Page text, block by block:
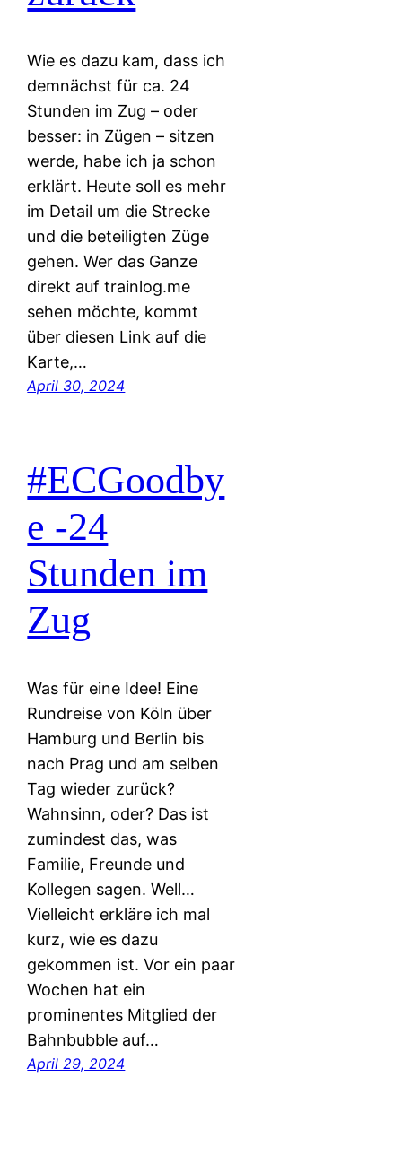
Wie es dazu kam, dass ich
demnächst für ca. 24
Stunden im Zug – oder
besser: in Zügen – sitzen
werde, habe ich ja schon
erklärt. Heute soll es mehr
im Detail um die Strecke
und die beteiligten Züge
gehen. Wer das Ganze
direkt auf trainlog.me
sehen möchte, kommt
über diesen Link auf die
Karte,…
April 30, 2024
#ECGoodby
e -24
Stunden im
Zug
Was für eine Idee! Eine
Rundreise von Köln über
Hamburg und Berlin bis
nach Prag und am selben
Tag wieder zurück?
Wahnsinn, oder? Das ist
zumindest das, was
Familie, Freunde und
Kollegen sagen. Well…
Vielleicht erkläre ich mal
kurz, wie es dazu
gekommen ist. Vor ein paar
Wochen hat ein
prominentes Mitglied der
Bahnbubble auf…
April 29, 2024